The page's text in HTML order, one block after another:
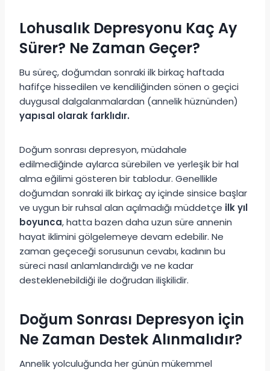
Lohusalık Depresyonu Kaç Ay
Sürer? Ne Zaman Geçer?
Bu süreç, doğumdan sonraki ilk birkaç haftada
hafifçe hissedilen ve kendiliğinden sönen o geçici
duygusal dalgalanmalardan (annelik hüznünden)
yapısal olarak farklıdır.
Doğum sonrası depresyon, müdahale
edilmediğinde aylarca sürebilen ve yerleşik bir hal
alma eğilimi gösteren bir tablodur. Genellikle
doğumdan sonraki ilk birkaç ay içinde sinsice başlar
ve uygun bir ruhsal alan açılmadığı müddetçe ilk yıl
boyunca, hatta bazen daha uzun süre annenin
hayat iklimini gölgelemeye devam edebilir. Ne
zaman geçeceği sorusunun cevabı, kadının bu
süreci nasıl anlamlandırdığı ve ne kadar
desteklenebildiği ile doğrudan ilişkilidir.
Doğum Sonrası Depresyon için
Ne Zaman Destek Alınmalıdır?
Annelik yolculuğunda her günün mükemmel